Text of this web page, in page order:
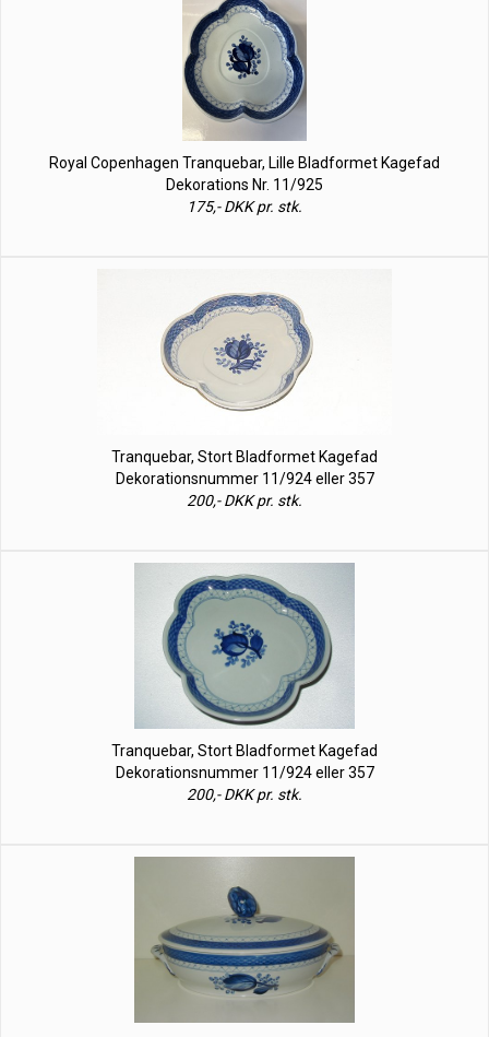
Royal Copenhagen Tranquebar, Lille Bladformet Kagefad
Dekorations Nr. 11/925
175,- DKK pr. stk.
Tranquebar, Stort Bladformet Kagefad
Dekorationsnummer 11/924 eller 357
200,- DKK pr. stk.
Tranquebar, Stort Bladformet Kagefad
Dekorationsnummer 11/924 eller 357
200,- DKK pr. stk.